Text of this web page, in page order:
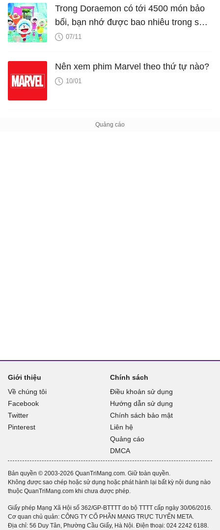
Trong Doraemon có tới 4500 món bảo
bối, bạn nhớ được bao nhiêu trong số
đó?07/11
Nên xem phim Marvel theo thứ tự nào?
10/01
Giới thiệu
Về chúng tôi
Facebook
Twitter
Pinterest
Chính sách
Điều khoản sử dụng
Hướng dẫn sử dụng
Chính sách bảo mật
Liên hệ
Quảng cáo
DMCA
Bản quyền © 2003-2026 QuanTriMang.com. Giữ toàn quyền.
Không được sao chép hoặc sử dụng hoặc phát hành lại bất kỳ nội dung nào
thuộc QuanTriMang.com khi chưa được phép.
Giấy phép Mạng Xã Hội số 362/GP-BTTTT do bộ TTTT cấp ngày 30/06/2016.
Cơ quan chủ quản: CÔNG TY CỔ PHẦN MẠNG TRỰC TUYẾN META.
Địa chỉ: 56 Duy Tân, Phường Cầu Giấy, Hà Nội. Điện thoại: 024 2242 6188